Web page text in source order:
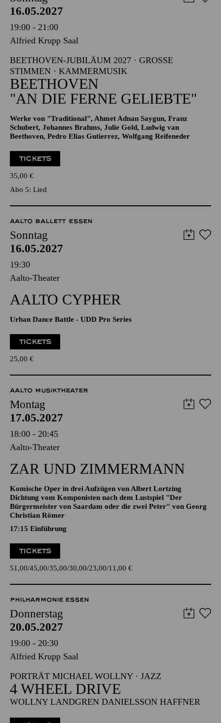
PHILHARMONIE ESSEN
Sonntag
16.05.2027
19:00 - 21:00
Alfried Krupp Saal
BEETHOVEN-JUBILÄUM 2027 · GROSSE S
TIMMEN · KAMMERMUSIK
BEETHOVEN
"AN DIE FERNE GELIEBTE"
Schubert, Johannes Brahms, Julie Gold, Ludwig van
Beethoven, Pedro Elias Gutierrez, Wolfgang Reifeneder
TICKETS
35,00€
Abo 5: Lied
AALTO BALLETT ESSEN
Sonntag
16.05.2027
19:30
Urban Dance Battle - UDD Pro Series
25,00€
AALTO MUSIKTHEATER
Montag
17.05.2027
18:00 - 20:45
ZAR UND ZIMMERMANN
Komische Oper in drei Aufzügen von Albert Lortzing
Dichtung vom Komponisten nach dem Lustspiel "Der
Christian Römer
17:15 Einführung
51,00 45,00 35,00 30,00
PHILHARMONIE ESSEN
Donnerstag
20.05.2027
19:00 - 20:30
Alfried Krupp Saal
PORTRÄT MICHAEL WOLLNY · JAZZ
4 WHEEL DRIVE